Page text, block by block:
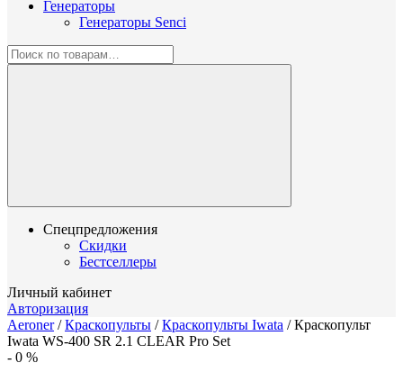
Генераторы
Генераторы Senci
Спецпредложения
Скидки
Бестселлеры
Личный кабинет
Авторизация
Aeroner/Краскопульты /Краскопульты Iwata /Краскопульт
Iwata WS-400 SR 2.1 CLEAR Pro Set
- 0 %